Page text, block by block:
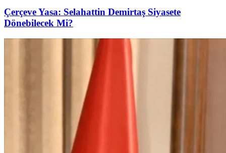
Çerçeve Yasa: Selahattin Demirtaş Siyasete
Dönebilecek Mi?